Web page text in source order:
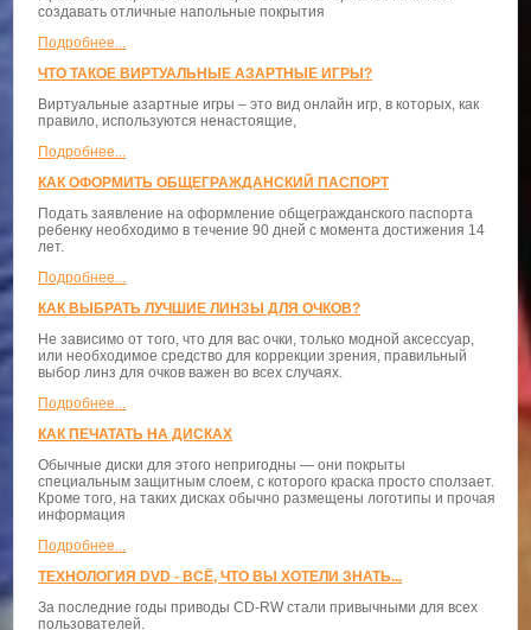
создавать отличные напольные покрытия
Подробнее...
ЧТО ТАКОЕ ВИРТУАЛЬНЫЕ АЗАРТНЫЕ ИГРЫ?
Виртуальные азартные игры – это вид онлайн игр, в которых, как
правило, используются ненастоящие,
Подробнее...
КАК ОФОРМИТЬ ОБЩЕГРАЖДАНСКИЙ ПАСПОРТ
Подать заявление на оформление общегражданского паспорта
ребенку необходимо в течение 90 дней с момента достижения 14
лет.
Подробнее...
КАК ВЫБРАТЬ ЛУЧШИЕ ЛИНЗЫ ДЛЯ ОЧКОВ?
Не зависимо от того, что для вас очки, только модной аксессуар,
или необходимое средство для коррекции зрения, правильный
выбор линз для очков важен во всех случаях.
Подробнее...
КАК ПЕЧАТАТЬ НА ДИСКАХ
Обычные диски для этого непригодны — они покрыты
специальным защитным слоем, с которого краска просто сползает.
Кроме того, на таких дисках обычно размещены логотипы и прочая
информация
Подробнее...
ТЕХНОЛОГИЯ DVD - ВСЁ, ЧТО ВЫ ХОТЕЛИ ЗНАТЬ...
За последние годы приводы CD-RW стали привычными для всех
пользователей.